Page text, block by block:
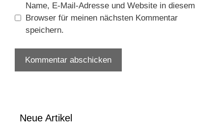
Name, E-Mail-Adresse und Website in diesem
Browser für meinen nächsten Kommentar
speichern.
Neue Artikel